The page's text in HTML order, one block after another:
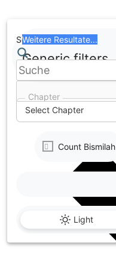
to
content
Chapter
Select Chapter
Search
Weitere Resultate...
Generic filters
Count Bismilah
Light